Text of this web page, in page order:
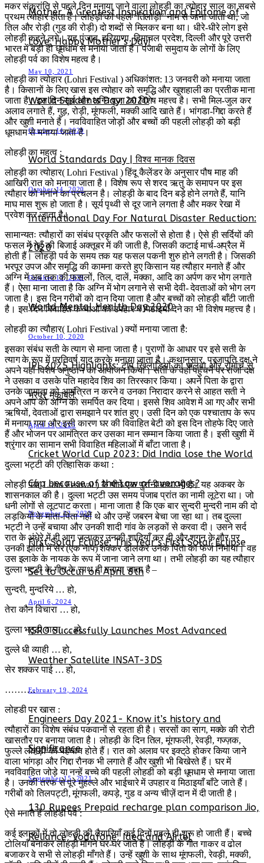
Mother, A Greatest Inspiration and Epitome of
Love. Happy Mother’s Day!
May 10, 2021
World Students Day: 2020
October 14, 2020
World Standards Day | विश्व मानक दिवस
October 14, 2020
International Day For Natural Disaster Reduction:
2020
October 13, 2020
World Mental Health Day 2020
October 10, 2020
IPL 2025 Highlights: टॉप खिलाड़ियों का जलवा और रोमांच से
भरपूर मुकाबले
April 18, 2025
Cricket World Cup 2023: Did India lose the World
Cup because of the Law of averages?
November 22, 2023
First Solar Eclipse: This Year’s First Solar Eclipse
Set to Occur on April 8th
April 6, 2024
ISRO Successfully Launches Most Advanced
Weather Satellite INSAT-3DS
February 19, 2024
Engineers Day 2021- Know it’s history and
Significance
September 15, 2021
130 Rupees Prepaid recharge plan comparison Jio,
Reliance, Vodafone, Idea and Airtel
मकर संक्रांति से पहले दिन मनाया जाने वाला लोहड़ी का त्योहार साल का सबसे
प्रथम त्योहार होता है। लोहड़ी को पहले ‘तिलोड़ी’ नाम से जाना जाता था, जो
तिल और रोड़ी (गुड की रोड़ी) दो शब्दों से मिलकर बना था। धीरे-धीरे लोग इसे
लोहड़ी कहने लगे। यह पंजाब, हरियाणा, हिमाचल प्रदेश, दिल्ली और पूरे उत्तरी
भारत में बड़ी ही धूमधाम से मनाया जाता है। पंजाबी समुदाय के लोगों के लिए
लोहड़ी पर्व का विशेष महत्व है।
लोहड़ी का त्योहार (Lohri Festival ) अधिकांशत: 13 जनवरी को मनाया जाता
है। किसानों के लिए खास इस त्योहार को समृद्धि और खुशहाली का प्रतीक माना
जाता है। इस दिन सूर्य और अग्नि पूजा का विशेष महत्त्व है। सभी मिल-जुल कर
अलाव लगाते हैं, गुड़, रोड़ी, मूंगफली, मक्की आदि खाते हैं। भांगडा-गिद्दा करते हैं
और खुशी मनाते हैं। नवविवाहित जोड़ों और बच्चों की पहली लोहड़ी को बड़ी
धूमधाम से मनाया जाता है।
लोहड़ी का महत्व :
लोहड़ी का त्योहार( Lohri Festival ) हिंदू कैलेंडर के अनुसार पौष माह की
आखिरी रात को मनाया जाता है। विशेष रूप से शरद ऋतु के समापन पर इस
त्यौहार को मनाने का प्रचलन है। लोहड़ी के बाद दिन बड़े होने लगते हैं, यानि
माघ मास शुरू हो जाता है। सूर्य पृथ्वी से दूर जाने लगता है और मकर रेखा में
प्रवेश कर जाता है।
सामान्यतः त्यौहारों का संबंध प्रकृति और फसलों से होता है। ऐसे ही सर्दियों की
फसल में गेहूँ की बिजाई अक्तूबर में की जाती है, जिसकी कटाई मार्च-अप्रैल में
होती हैं। लोहड़ी पर्व के समय तक यह फसल पकनी शुरु होने लगती है। जिसकी
भरपूर उपज और समृद्धि की कामना करते हुए किसान यह त्यौहार मनाते हैं और
अग्नि में अब तक की फसलों, तिल, दालें, मक्का, आदि का अर्पण कर भोग लगाते
हैं। ऐसा माना जाता है कि अग्नि में भोग लगाने से सभी देवी- देवताओं को भोग लग
जाता है। इस दिन गरीबों को दान दिया जाता है और बच्चों को लोहड़ी बाँटी जाती
है। इस दिन विवाहित कन्याओं को उपहार व मिठाइयाँ देने का भी विशेष महत्त्व है।
लोहड़ी का त्यौहार( Lohri Festival ) क्यों मनाया जाता है:
इसका संबंध सती के त्याग से माना जाता है। पुराणों के आधार पर इसे सती के
त्याग के रूप में प्रतिवर्ष याद करके मनाया जाता है। कथानुसार, प्रजापति दक्ष ने
अपने यहाँ विशेष अनुष्ठान का आयोजन किया। सती के वहाँ पहुंचने पर राजा दक्ष
ने उसका व उसके पति महादेव शिव का तिरस्कार किया। अपने पिता के द्वारा
उनके जामाता को आमंत्रित न करने व उनका निरादार करने से आहत सती ने
अपने आप को अग्नि को समर्पित कर दिया। इससे शिव आवेश में आ गए और सभी
ऋषियों, देवताओं द्वारा समझाने पर शांत हुए। उसी दिन को एक पश्चाताप के रूप
में मनाया गया और इसी कारण घर की विवाहित बेटी को इस दिन तोहफे दिए जाते
हैं और भोजन पर आमंत्रित कर उसका मान सम्मान किया जाता है। इसी खुशी में
श्रृंगार का सामान सभी विवाहित महिलाओं में बाँटा जाता है।
दुल्ला भट्टी की एतिहासिक कथा :
लोहड़ी पर्व( Lohri Festival ) के पीछे एक पुरानी कथा भी है। यह अकबर के
शासनकाल की है। दुल्ला भट्टी उस समय पंजाब प्रांत का नामी लूटेरा था। जो
धनी लोगों से लूटपाट करता। माना जाता है कि एक बार सुन्दरी मुन्दरी नाम की दो
लड़कियों के माता-पिता नहीं थे और उन्हें जबरन बेचा जा रहा था। तब दुल्ला
भट्टी ने उन्हें बचाया और उनकी शादी गांव के लड़कों से करवा दी। उसने सर्द
रात के अंधेरे में ही आग जलाकर उनकी शादियाँ कर दी और शगुन के तौर पर
उनकी झोली में सेर (एक नाप) शक्कर डालकर उनके पिता का फर्ज निभाया। वह
उस इलाके के नायक के रूप में जाना जाने लगा था। तभी लोहड़ी का यह त्यौहार
दुल्ला भट्टी के गीत के साथ ही मनाया जाता है –
सुन्दरी, मुन्दरिये … हो,
तेरा कौन विचारा … हो,
दुल्ला भट्टी वाला … हो,
दुल्ले धी व्याही … हो,
सेर शक्कर पाई … हो,
……….
लोहडी पर खास :
त्यौहारों का विशेष संबंध पकवानों से रहता ही है। सरसों का साग, मक्के की रोटी
खासतौर पर बनाया जाता है। लोहड़ी के दिन तिल, मूंगफली, रेवड़ी, गज्ज़क,
फुल्ले लोहड़ी की पहचान होते हैं। रात को अलाव पर इक्ट्‌ठे होकर किया जाने
वाला भांगड़ा और गिद्दा रौनक भी लगाते हैं और खुशी भी बिखेरते हैं। घर में
नवविवाहित जोड़े या नन्हें बच्चे की पहली लोहडी को बड़ी धूमधाम से मनाया जाता
है। उनकी तरफ से पूरे मुहल्ले और भाईचारे में उपहार व मिठाइ‌याँ बाँटे जाते हैं।
गरीबों को तिलपट्टी, मूंगफली, कपड़े, गुड व अन्य चीज़ें दान में दी जाती है।
ऐसे मनाते हैं लोहडी पर्व :
कई इलाकों में तो लोहड़ी की तैयारियाँ कई दिनों पहले ही शुरू हो जाती हैं। बच्चे
टोलियाँ बनाकर लोहड़ी माँगने घर-घर जाते हैं। लोहड़ी के गीत गाकर व ढोल
बजाकर वे सभी से लोहड़ी माँगते हैं। उन्हें खुशी के साथ मूंगफली, रेवड़ी, मक्की,